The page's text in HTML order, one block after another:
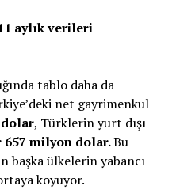
aylık verileri
tablo daha da
net gayrimenkul
, Türklerin yurt dışı
657 milyon dolar.Bu
başka ülkelerin yabancı
koyuyor.